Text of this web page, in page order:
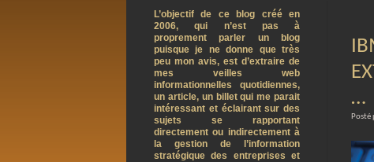
…
Posté
L’objectif de ce blog créé en
2006, qui n’est pas à
proprement parler un blog
puisque je ne donne que très
peu mon avis, est d’extraire de
mes veilles web
informationnelles quotidiennes,
un article, un billet qui me parait
intéressant et éclairant sur des
sujets se rapportant
directement ou indirectement à
la gestion de l’information
stratégique des entreprises et